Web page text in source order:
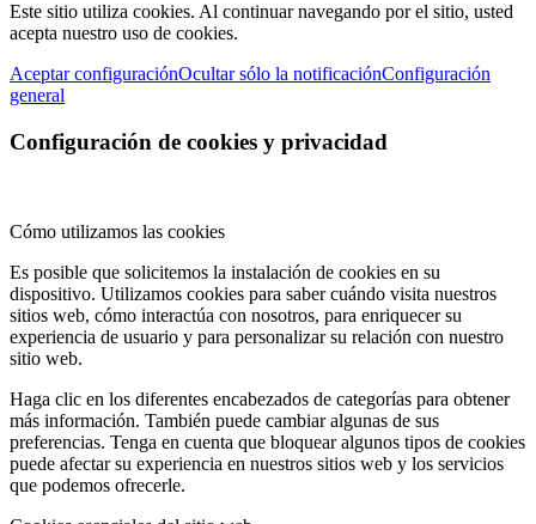
Este sitio utiliza cookies. Al continuar navegando por el sitio, usted
acepta nuestro uso de cookies.
Aceptar configuraciónOcultar sólo la notificaciónConfiguración
general
Configuración de cookies y privacidad
Cómo utilizamos las cookies
Es posible que solicitemos la instalación de cookies en su
dispositivo. Utilizamos cookies para saber cuándo visita nuestros
sitios web, cómo interactúa con nosotros, para enriquecer su
experiencia de usuario y para personalizar su relación con nuestro
sitio web.
Haga clic en los diferentes encabezados de categorías para obtener
más información. También puede cambiar algunas de sus
preferencias. Tenga en cuenta que bloquear algunos tipos de cookies
puede afectar su experiencia en nuestros sitios web y los servicios
que podemos ofrecerle.